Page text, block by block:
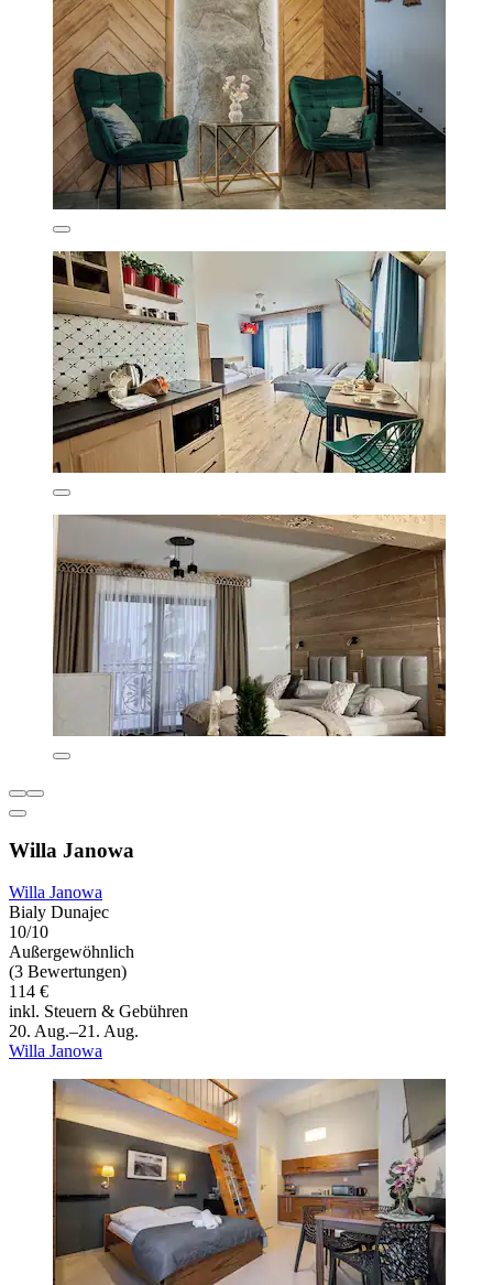
Willa Janowa
Willa Janowa
Bialy Dunajec
10/10
Außergewöhnlich
(3 Bewertungen)
114 €
inkl. Steuern & Gebühren
20. Aug.–21. Aug.
Willa Janowa